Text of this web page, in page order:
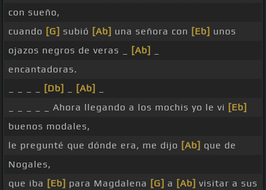
con sueño,
cuando [G] subió [Ab] una señora con [Eb] unos
ojazos negros de veras _
[Ab]
encantadoras.
[Db] [Ab]
_ _ _ _ _ Ahora llegando a los mochis yo le vi [Eb]
buenos modales,
le pregunté que dónde era, me dijo [Ab] que de
Nogales,
que iba [Eb] para Magdalena [G] a [Ab] visitar a sus